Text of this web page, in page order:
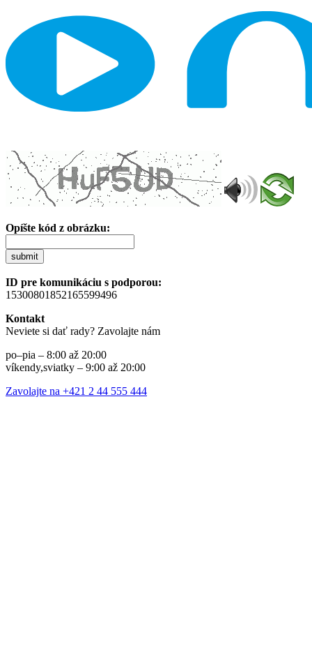
Opíšte kód z obrázku:
submit
ID pre komunikáciu s podporou:
15300801852165599496
Kontakt
Neviete si dať rady? Zavolajte nám
po–pia – 8:00 až 20:00
víkendy,sviatky – 9:00 až 20:00
Zavolajte na +421 2 44 555 444